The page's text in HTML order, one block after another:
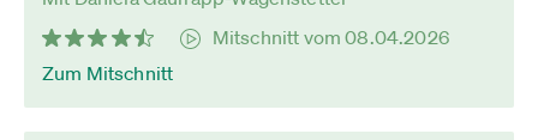
Mitschnitt vom 08.04.2026
Zum Mitschnitt